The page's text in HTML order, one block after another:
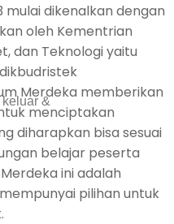
&
mulai dikenalkan dengan
oleh Kementrian
dan Teknologi yaitu
Merdeka memberikan
menciptakan
diharapkan bisa sesuai
belajar peserta
ini adalah
pilihan untuk